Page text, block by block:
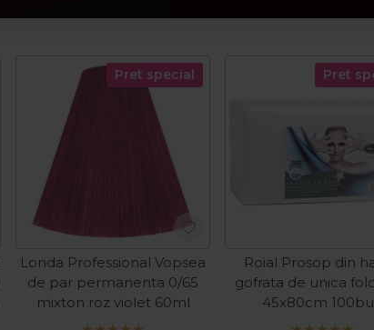
Pret special
Londa Professional Vopsea
de par permanenta 0/65
mixton roz violet 60ml
Pret
Roial Prosop din
gofrata de unica
45x80cm